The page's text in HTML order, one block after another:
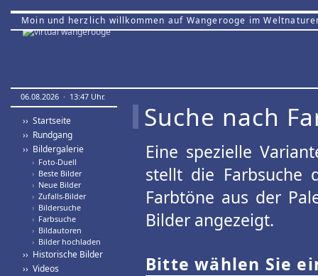
Moin und herzlich willkommen auf Wangerooge im
06.08.2026 · 13:47 Uhr.
›› Startseite
›› Rundgang
›› Bildergalerie
› Foto-Duell
› Beste Bilder
› Neue Bilder
› Zufalls-Bilder
› Bildersuche
› Farbsuche
› Bildautoren
› Bilder hochladen
›› Historische Bilder
›› Videos
Suche nach
Eine spezielle
stellt die Farbsuche
Farbtöne aus der
Bilder angezeigt.
Bitte wählen Sie